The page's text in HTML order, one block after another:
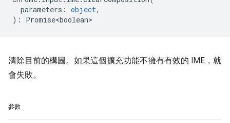
parameters : object,
) : Promise<boolean>
清除目前的構圖。如果這個擴充功能不擁有有效的 IME，就
會失敗。
參數